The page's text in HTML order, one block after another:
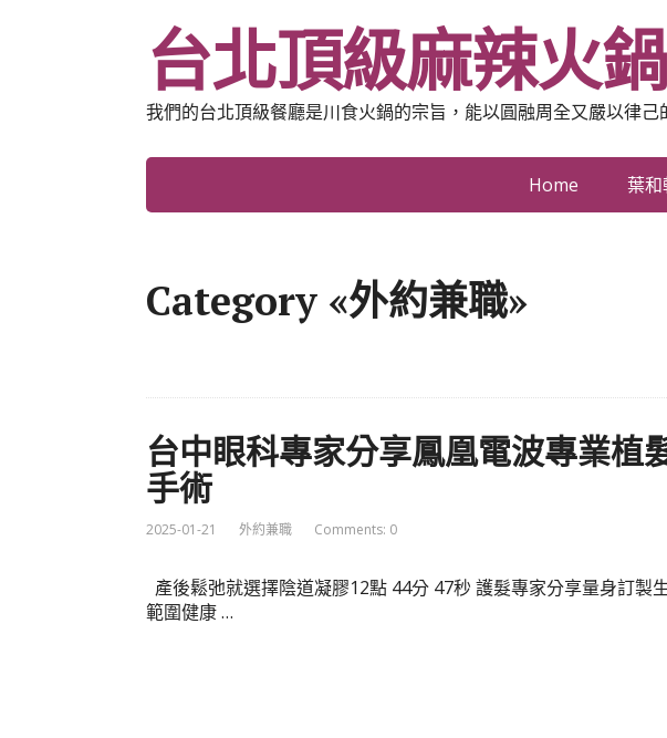
台北頂級麻辣火
我們的台北頂級餐廳是川食火鍋的宗旨，能以圓融周全又嚴以律
Home 葉
Category «外約兼職»
台中眼科專家分享鳳凰電波專業植
手術
2025-01-21 外約兼職 Comments: 0
產後鬆弛就選擇陰道凝膠12點 44分 47秒 護髮專家分享量身訂製
範圍健康 …